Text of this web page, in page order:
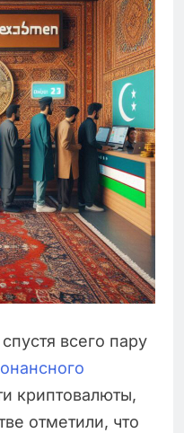
всего пару
криптовалюты,
отметили, что